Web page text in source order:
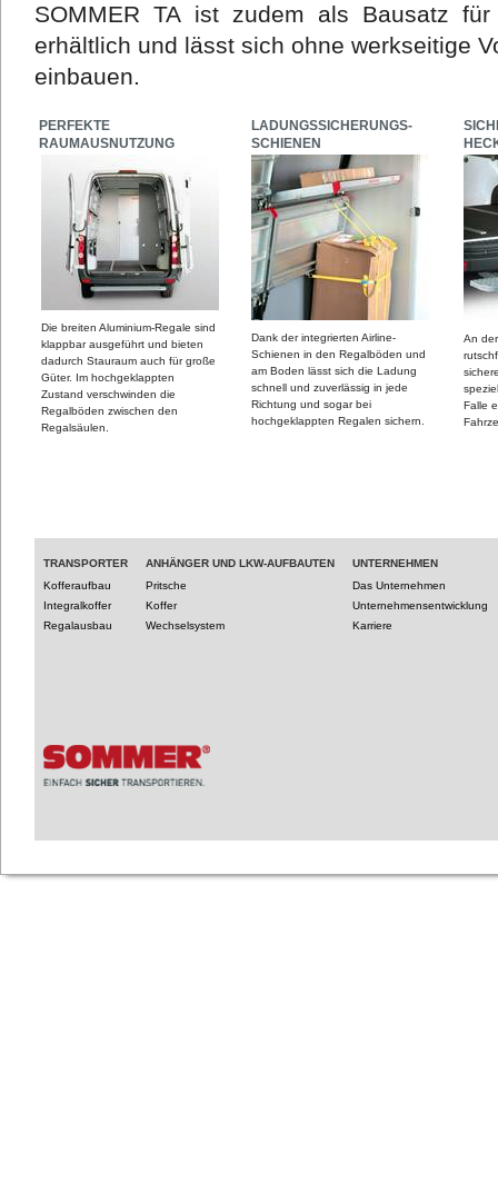
SOMMER TA ist zudem als Bausatz für
erhältlich und lässt sich ohne werkseitige
einbauen.
PERFEKTE
RAUMAUSNUTZUNG
Die breiten Aluminium-Regale sind
klappbar ausgeführt und bieten
dadurch Stauraum auch für große
Güter. Im hochgeklappten
Zustand verschwinden die
Regalböden zwischen den
Regalsäulen.
LADUNGSSICHERUNGS-
SCHIENEN
Dank der integrierten Airline-
Schienen in den Regalböden und
am Boden lässt sich die Ladung
schnell und zuverlässig in jede
Richtung und sogar bei
hochgeklappten Regalen sichern.
An
Falle
TRANSPORTER
Kofferaufbau
Integralkoffer
Regalausbau
ANHÄNGER UND LKW-AUFBAUTEN
Pritsche
Koffer
Wechselsystem
UNTERNEHMEN
Das Unternehmen
Unternehmensentwicklung
Karriere